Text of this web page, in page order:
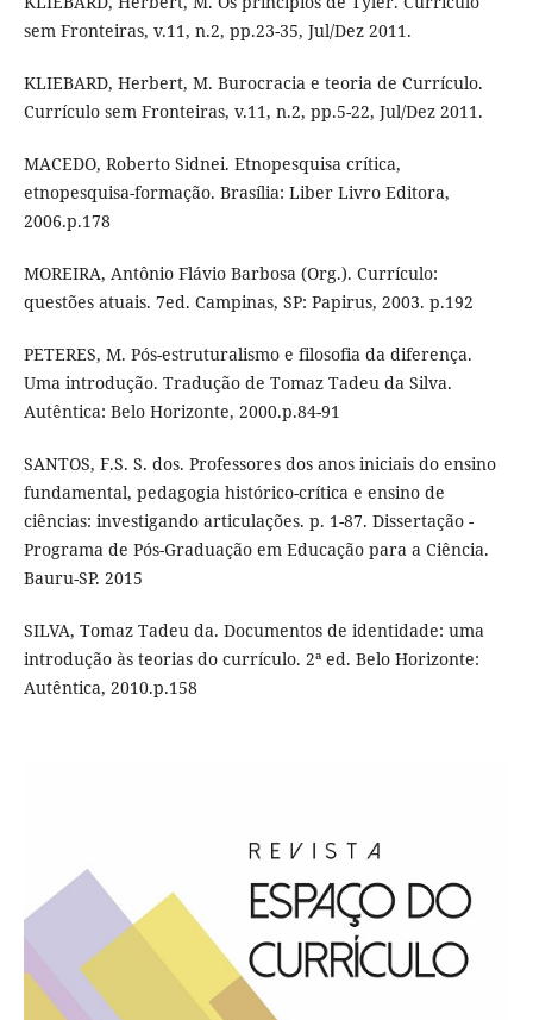
sem Fronteiras, v.11, n.2, pp.23-35, Jul/Dez 2011.
KLIEBARD, Herbert, M. Burocracia e teoria de Currículo.
Currículo sem Fronteiras, v.11, n.2, pp.5-22, Jul/Dez 2011.
MACEDO, Roberto Sidnei. Etnopesquisa crítica,
etnopesquisa-formação. Brasília: Liber Livro Editora,
2006.p.178
MOREIRA, Antônio Flávio Barbosa (Org.). Currículo:
questões atuais. 7ed. Campinas, SP: Papirus, 2003. p.192
PETERES, M. Pós-estruturalismo e filosofia da diferença.
Uma introdução. Tradução de Tomaz Tadeu da Silva.
Autêntica: Belo Horizonte, 2000.p.84-91
SANTOS, F.S. S. dos. Professores dos anos iniciais do ensino
fundamental, pedagogia histórico-crítica e ensino de
ciências: investigando articulações. p. 1-87. Dissertação -
Programa de Pós-Graduação em Educação para a Ciência.
Bauru-SP. 2015
SILVA, Tomaz Tadeu da. Documentos de identidade: uma
introdução às teorias do currículo. 2ª ed. Belo Horizonte:
Autêntica, 2010.p.158